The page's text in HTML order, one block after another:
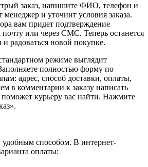
заказ, напишите ФИО, телефон и
и уточнит условия заказа.
вам придет подтверждение
или через СМС. Теперь останется
и радоваться новой покупке.
режиме выглядит
полностью форму по
адрес, способ доставки, оплаты,
в комментарии к заказу написать
курьеру вас найти. Нажмите
способом. В интернет-
оплаты: